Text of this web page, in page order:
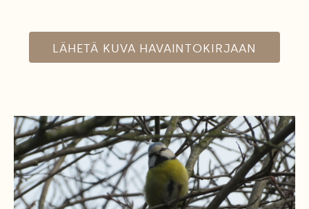
LÄHETÄ KUVA HAVAINTOKIRJAAN